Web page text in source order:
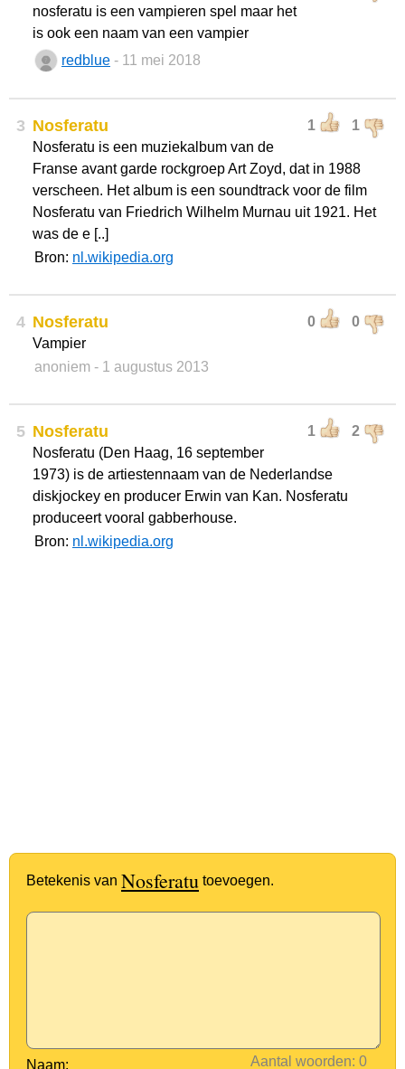
nosferatu is een vampieren spel maar het
is ook een naam van een vampier
redblue - 11 mei 2018
3 1 1
Nosferatu
Nosferatu is een muziekalbum van de
Franse avant garde rockgroep Art Zoyd, dat in 1988
verscheen. Het album is een soundtrack voor de film
Nosferatu van Friedrich Wilhelm Murnau uit 1921. Het
was de e [..]
Bron: nl.wikipedia.org
4 0 0
Nosferatu
Vampier
anoniem - 1 augustus 2013
5 1 2
Nosferatu
Nosferatu (Den Haag, 16 september
1973) is de artiestennaam van de Nederlandse
diskjockey en producer Erwin van Kan. Nosferatu
produceert vooral gabberhouse.
Bron: nl.wikipedia.org
Betekenis van Nosferatu toevoegen.
Aantal woorden:
Naam: